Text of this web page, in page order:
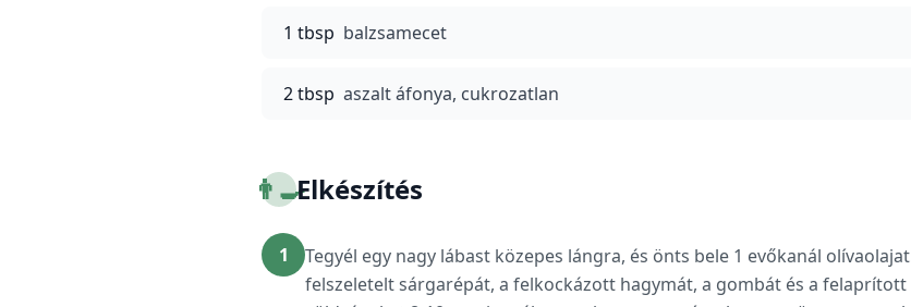
1 tbsp balzsamecet
2 tbsp aszalt áfonya, cukrozatlan
👨‍🍳Elkészítés
1
Tegyél egy nagy lábast közepes lángra, és önts bele 1 evőkanál
felszeletelt sárgarépát, a felkockázott hagymát, a gombát és a